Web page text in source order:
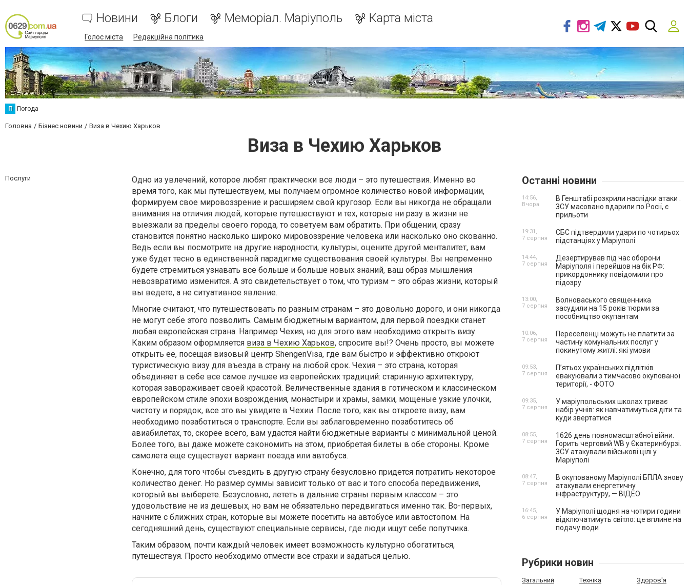
Новини Блоги Меморіал. Маріуполь Карта міста
Голос міста Редакційна політика
П Погода
Головна Бізнес новини Виза в Чехию Харьков
Виза в Чехию Харьков
Послуги
Одно из увлечений, которое любят практически все люди – это путешествия. Именно во
время того, как мы путешествуем, мы получаем огромное количество новой информации,
формируем свое мировоззрение и расширяем свой кругозор. Если вы никогда не обращали
внимания на отличия людей, которые путешествуют и тех, которые ни разу в жизни не
выезжали за пределы своего города, то советуем вам обратить. При общении, сразу
становится понятно насколько широко мировоззрение человека или насколько оно скованно.
Ведь если вы посмотрите на другие народности, культуры, оцените другой менталитет, вам
уже будет тесно в единственной парадигме существования своей культуры. Вы непременно
будете стремиться узнавать все больше и больше новых знаний, ваш образ мышления
невозвратимо изменится. А это свидетельствует о том, что туризм – это образ жизни, который
вы ведете, а не ситуативное явление.
Многие считают, что путешествовать по разным странам – это довольно дорого, и они никогда
не могут себе этого позволить. Самым бюджетным вариантом, для первой поездки станет
любая европейская страна. Например Чехия, но для этого вам необходимо открыть визу.
Каким образом оформляется виза в Чехию Харьков, спросите вы!? Очень просто, вы можете
открыть её, посещая визовый центр ShengenVisa, где вам быстро и эффективно откроют
туристическую визу для въезда в страну на любой срок. Чехия – это страна, которая
объединяет в себе все самое лучшее из европейских традиций: старинную архитектуру,
которая завораживает своей красотой. Величественные здания в готическом и классическом
европейском стиле эпохи возрождения, монастыри и храмы, замки, мощеные узкие улочки,
чистоту и порядок, все это вы увидите в Чехии. После того, как вы откроете визу, вам
необходимо позаботиться о транспорте. Если вы заблаговременно позаботитесь об
авиабилетах, то, скорее всего, вам удастся найти бюджетные варианты с минимальной ценой.
Более того, вы даже можете сэкономить на этом, приобретая билеты в обе стороны. Кроме
самолета еще существует вариант поезда или автобуса.
Конечно, для того чтобы съездить в другую страну безусловно придется потратить некоторое
количество денег. Но размер суммы зависит только от вас и того способа передвижения,
который вы выберете. Безусловно, лететь в дальние страны первым классом – это
удовольствие не из дешевых, но вам не обязательно передвигаться именно так. Во-первых,
начните с ближних стран, которые вы можете посетить на автобусе или автостопом. На
сегодняшний день, существуют специальные сервисы, где люди ищут себе попутчика.
Таким образом, почти каждый человек имеет возможность культурно обогатиться,
путешествуя. Просто необходимо отмести все страхи и задаться целью.
Останні новини
В Генштабі розкрили наслідки атаки .
ЗСУ масовано вдарили по Росії, є
прильоти
14:56,
Вчора
СБС підтвердили удари по чотирьох
підстанціях у Маріуполі
19:31,
7 серпня
Дезертирував під час оборони
Маріуполя і перейшов на бік РФ:
прикордоннику повідомили про
підозру
14:44,
7 серпня
Волноваського священника
засудили на 15 років тюрми за
пособництво окупантам
13:00,
7 серпня
Переселенці можуть не платити за
частину комунальних послуг у
покинутому житлі: які умови
10:06,
7 серпня
П’ятьох українських підлітків
евакуювали з тимчасово окупованої
території, - ФОТО
09:53,
7 серпня
У маріупольських школах триває
набір учнів: як навчатимуться діти та
куди звертатися
09:35,
7 серпня
1626 день повномасштабної війни.
Горить черговий WB у Єкатеринбурзі.
ЗСУ атакували військові цілі у
Маріуполі
08:55,
7 серпня
В окупованому Маріуполі БПЛА знову
атакували енергетичну
інфраструктуру, — ВІДЕО
08:47,
7 серпня
У Маріуполі щодня на чотири години
відключатимуть світло: це вплине на
подачу води
16:45,
6 серпня
Рубрики новин
Загальний
Техніка Здоров'я